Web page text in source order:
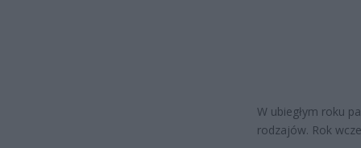
W ubiegłym roku
rodzajów. Rok